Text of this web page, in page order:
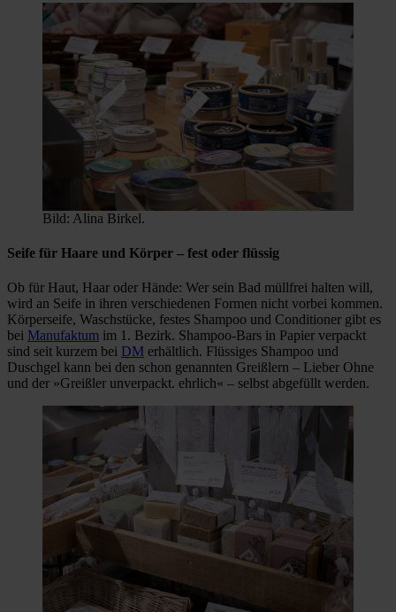
Bild: Alina Birkel.
Seife für Haare und Körper – fest oder flüssig
Ob für Haut, Haar oder Hände: Wer sein Bad müllfrei halten will,
wird an Seife in ihren verschiedenen Formen nicht vorbei kommen.
Körperseife, Waschstücke, festes Shampoo und Conditioner gibt es
bei Manufaktum im 1. Bezirk. Shampoo-Bars in Papier verpackt
sind seit kurzem bei DM erhältlich. Flüssiges Shampoo und
Duschgel kann bei den schon genannten Greißlern – Lieber Ohne
und der »Greißler unverpackt. ehrlich« – selbst abgefüllt werden.